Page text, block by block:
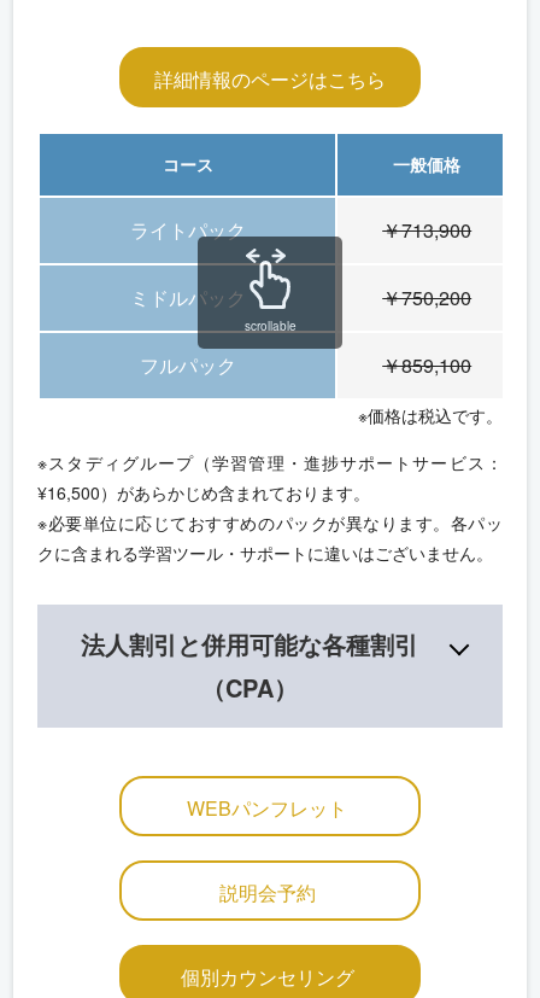
詳細情報のページはこちら
コース 一般価格
ライトパック ￥713,900
ミドルパック ￥750,200
フルパック ￥859,100
scrollable
※価格は税込です。
※スタディグループ（学習管理・進捗サポートサービス：
¥16,500）があらかじめ含まれております。
※必要単位に応じておすすめのパックが異なります。各パッ
クに含まれる学習ツール・サポートに違いはございません。
法人割引と併用可能な各種割引
（CPA）
WEBパンフレット
説明会予約
個別カウンセリング